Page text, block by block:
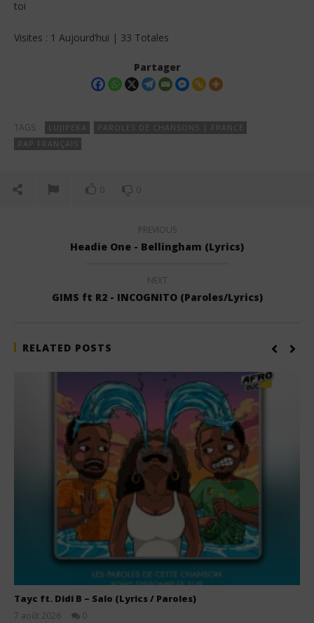
toi
Visites : 1 Aujourd’hui | 33 Totales
Partager
TAGS: LUJIPEKA
PAROLES DE CHANSONS | FRANCE
RAP FRANÇAIS
0 0
PREVIOUS
Headie One - Bellingham (Lyrics)
NEXT
GIMS ft R2 - INCOGNITO (Paroles/Lyrics)
RELATED POSTS
Tayc ft. Didi B – Salo (Lyrics / Paroles)
7 août 2026
0